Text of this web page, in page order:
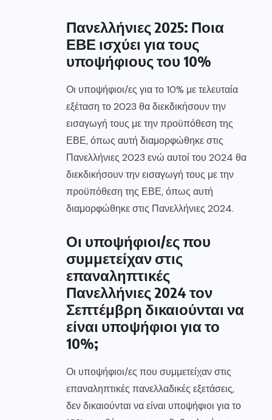
Πανελλήνιες 2025: Ποια
ΕΒΕ ισχύει για τους
υποψήφιους του 10%
Οι υποψήφιοι/ες για το 10% με τελευταία
εξέταση το 2023 θα διεκδικήσουν την
εισαγωγή τους με την προϋπόθεση της
ΕΒΕ, όπως αυτή διαμορφώθηκε στις
Πανελλήνιες 2023 ενώ αυτοί του 2024 θα
διεκδικήσουν την εισαγωγή τους με την
προϋπόθεση της ΕΒΕ, όπως αυτή
διαμορφώθηκε στις Πανελλήνιες 2024.
Οι υποψήφιοι/ες που
συμμετείχαν στις
επαναληπτικές
Πανελλήνιες 2024 τον
Σεπτέμβρη δικαιούνται να
είναι υποψήφιοι για το
10%;
Οι υποψήφιοι/ες που συμμετείχαν στις
επαναληπτικές πανελλαδικές εξετάσεις,
δεν δικαιούνται να είναι υποψήφιοι για το